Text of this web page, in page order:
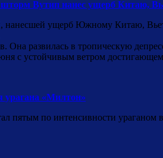
Вутип нанес ущерб Китаю,
нанесшей ущерб Южному Китаю,
Она развилась в тропическую
с устойчивым ветром
урагана «Милтон»
пятым по интенсивности ураганом